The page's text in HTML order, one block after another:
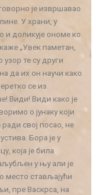
је извршавао
У храни, у
и доликује ономе ко
„Увек паметан,
те су други
да их он научи како
се из
Види! Види како је
о јунаку који
ради свој посао, не
Бора је у
која је била
у њу али је
место стављајући
пре Васкрса, на